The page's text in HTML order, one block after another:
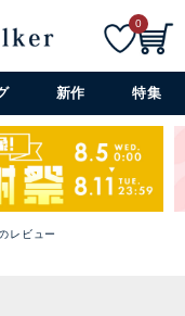
詳細検索+
0
新作 特集
レビュー